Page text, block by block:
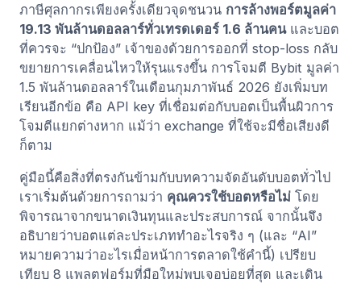
ภาษีศุลกากรเพียงครั้งเดียวจุดชนวน การล้างพอร์ตมูลค่า
19.13 พันล้านดอลลาร์ทั่วเทรดเดอร์ 1.6 ล้านคนและบอต
ที่ควรจะ “ปกป้อง” เจ้าของด้วยการออกที่ stop-loss กลับ
ขยายการเคลื่อนไหวให้รุนแรงขึ้น การโจมตี Bybit มูลค่า
1.5 พันล้านดอลลาร์ในเดือนกุมภาพันธ์ 2026 ยังเพิ่มบท
เรียนอีกข้อ คือ API key ที่เชื่อมต่อกับบอตเป็นพื้นผิวการ
โจมตีแยกต่างหาก แม้ว่า exchange ที่ใช้จะมีชื่อเสียงดี
ก็ตาม
คู่มือนี้คือสิ่งที่ตรงกันข้ามกับบทความจัดอันดับบอตทั่วไป
เราเริ่มต้นด้วยการถามว่า คุณควรใช้บอตหรือไม่ โดย
พิจารณาจากขนาดเงินทุนและประสบการณ์ จากนั้นจึง
อธิบายว่าบอตแต่ละประเภททำอะไรจริง ๆ (และ “AI”
หมายความว่าอะไรเมื่อหน้าการตลาดใช้คำนี้) เปรียบ
เทียบ 8 แพลตฟอร์มที่มือใหม่พบเจอบ่อยที่สุด และเดิน